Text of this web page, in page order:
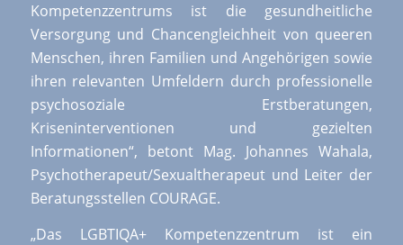
Kompetenzzentrums ist die gesundheitliche
Versorgung und Chancengleichheit von queeren
Menschen, ihren Familien und Angehörigen sowie
ihren relevanten Umfeldern durch professionelle
psychosoziale Erstberatungen,
Kriseninterventionen und gezielten
Informationen“, betont Mag. Johannes Wahala,
Psychotherapeut/Sexualtherapeut und Leiter der
Beratungsstellen COURAGE.
„Das LGBTIQA+ Kompetenzzentrum ist ein